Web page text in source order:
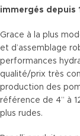
immergés depuis
Grace à la plus
et d’assemblage
performances
qualité/prix très
production des
référence de 4” à
plus rudes.